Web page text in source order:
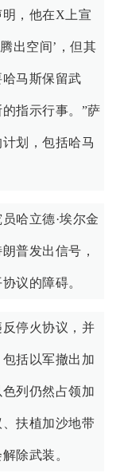
，他在X上宣
出空间’，但其
马斯保留武
指示行事。”萨
划，包括哈马
哈立德·埃尔金
普发出信号，
议的障碍。
停火协议，并
括以军撤出加
列仍然占领加
扶植加沙地带
除武装。